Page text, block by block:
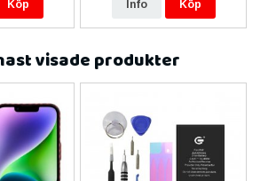
Köp Info Köp
visade produkter